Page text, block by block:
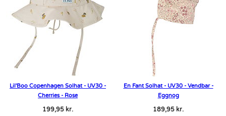
Lil'Boo Copenhagen Solhat - UV30 -
Cherries - Rose
199,95 kr.
En Fant Solhat - UV30 - Vendbar -
Eggnog
189,95 kr.